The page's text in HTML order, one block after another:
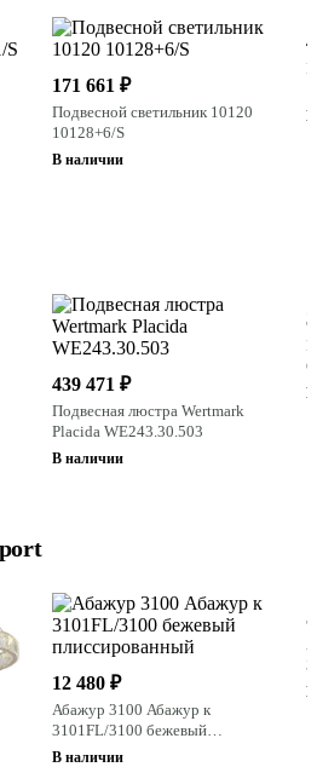
171 661 ₽
Подвесной светильник 10120
10128+6/S
В наличии
В
439 471 ₽
Подвесная люстра Wertmark
Placida WE243.30.503
В наличии
В
12 480 ₽
Абажур 3100 Абажур к
3101FL/3100 бежевый
плиссированный
В наличии
В